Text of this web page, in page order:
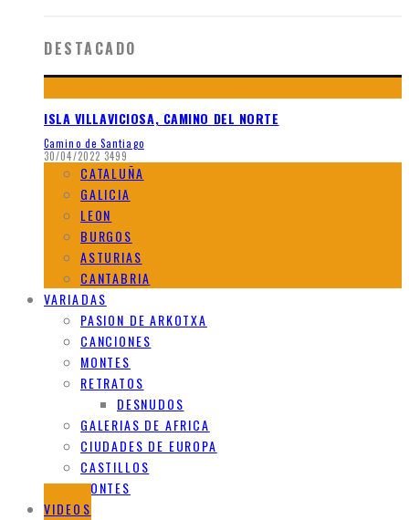
DESTACADO
ISLA VILLAVICIOSA, CAMINO DEL NORTE
Camino de Santiago
30/04/2022 3499
CATALUÑA
GALICIA
LEON
BURGOS
ASTURIAS
CANTABRIA
VARIADAS
PASION DE ARKOTXA
CANCIONES
MONTES
RETRATOS
DESNUDOS
GALERIAS DE AFRICA
CIUDADES DE EUROPA
CASTILLOS
MONTES
VIDEOS